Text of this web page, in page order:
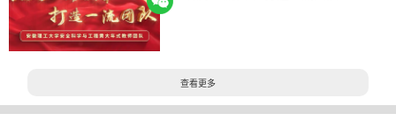
查看更多